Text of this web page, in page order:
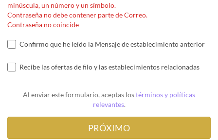
minúscula, un número y un símbolo.
Contraseña no debe contener parte de Correo.
Contraseña no coincide
Confirmo que he leído la Mensaje de establecimiento anterior
Recibe las ofertas de filo y las establecimientos relacionadas
Al enviar este formulario, aceptas lostérminos y políticas
relevantes.